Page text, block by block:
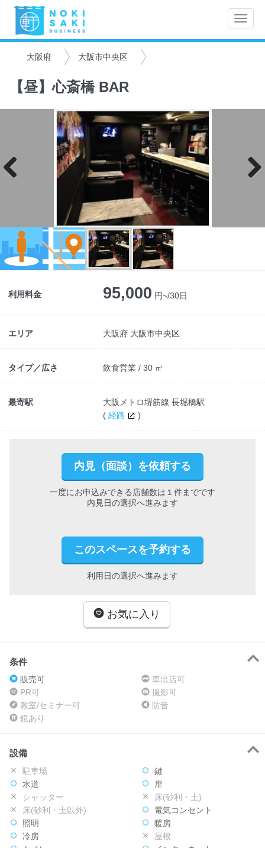
Toggle
大阪府 大阪市中央区
【昼】心斎橋 BAR
利用料金 95,000 円~/30日
エリア 大阪府 大阪市中央区
タイプ／広さ 飲食営業 / 30 ㎡
最寄駅
大阪メトロ堺筋線 長堀橋駅
( 経路 )
内見（面談）を依頼する
一度にお申込みできる店舗数は１件までです
内見日の選択へ進みます
このスペースを予約する
利用日の選択へ進みます
お気に入り
条件
販売可
車出店可
PR可
撮影可
教室/セミナー可
防音
鏡あり
設備
駐車場
鍵
水道
扉
シャッター
床(砂利・土)
床(砂利・土以外)
電気コンセント
照明
暖房
冷房
屋根